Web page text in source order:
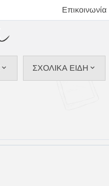
Επικοινωνία
ΣΧΟΛΙΚΑ ΕΙΔΗ